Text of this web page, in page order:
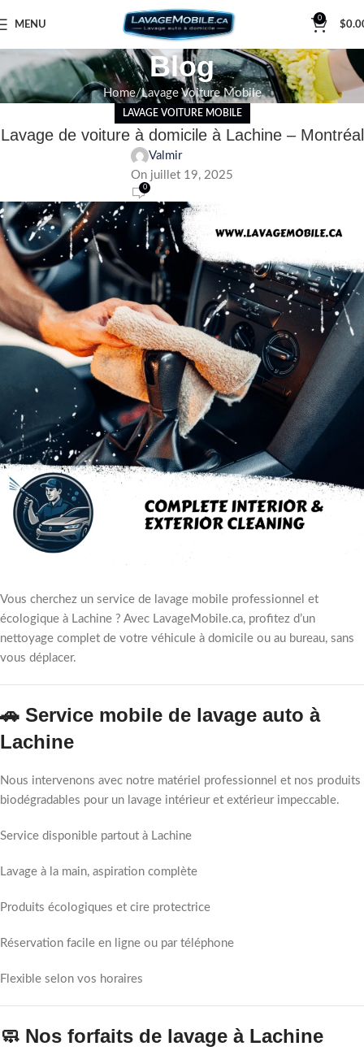
MENU
0
$
Blog
Home Lavage Voiture Mobile
LAVAGE VOITURE MOBILE
Lavage de voiture à domicile à Lachine – Montréal
Valmir
On juillet 19, 2025
0
Vous cherchez un service de lavage mobile professionnel et
écologique à Lachine ? Avec LavageMobile.ca, profitez d’un
nettoyage complet de votre véhicule à domicile ou au bureau, sans
vous déplacer.
🚗 Service mobile de lavage auto à
Lachine
Nous intervenons avec notre matériel professionnel et nos produits
biodégradables pour un lavage intérieur et extérieur impeccable.
Service disponible partout à Lachine
Lavage à la main, aspiration complète
Produits écologiques et cire protectrice
Réservation facile en ligne ou par téléphone
Flexible selon vos horaires
🧼 Nos forfaits de lavage à Lachine